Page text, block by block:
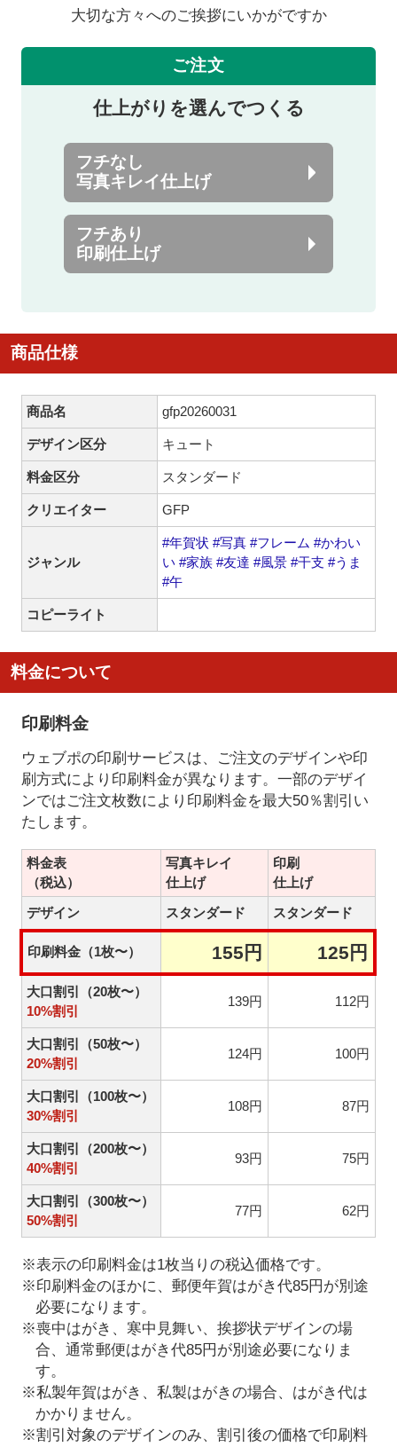
大切な方々へのご挨拶にいかがですか
ご注文
仕上がりを選んでつくる
フチなし
写真キレイ仕上げ
フチあり
印刷仕上げ
商品仕様
商品名 gfp20260031
デザイン区分 キュート
料金区分 スタンダード
クリエイター GFP
ジャンル
#年賀状 #写真 #フレーム #かわい
い #家族 #友達 #風景 #干支 #うま
#午
コピーライト
料金について
印刷料金
ウェブポの印刷サービスは、ご注文のデザインや印
刷方式により印刷料金が異なります。一部のデザイ
ンではご注文枚数により印刷料金を最大50％割引い
たします。
料金表
（税込）
写真キレイ
仕上げ
印刷
仕上げ
デザイン
スタンダード スタンダード
印刷料金（1枚〜） 155円 125円
大口割引（20枚〜）
10%割引
139円 112円
大口割引（50枚〜）
20%割引
124円 100円
大口割引（100枚〜）
30%割引
108円 87円
大口割引（200枚〜）
40%割引
93円 75円
大口割引（300枚〜）
50%割引
77円 62円
※表示の印刷料金は1枚当りの税込価格です。
※印刷料金のほかに、郵便年賀はがき代85円が別途
必要になります。
※喪中はがき、寒中見舞い、挨拶状デザインの場
合、通常郵便はがき代85円が別途必要になりま
す。
※私製年賀はがき、私製はがきの場合、はがき代は
かかりません。
※割引対象のデザインのみ、割引後の価格で印刷料